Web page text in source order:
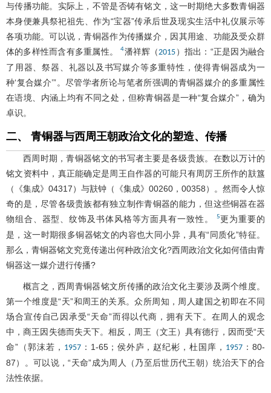
与传播功能。实际上，不管是否铸有铭文，这一时期绝大多数青铜器
本身便兼具祭祀祖先、作为“宝器”传承后世及现实生活中礼仪展示等
各项功能。可以说，青铜器作为传播媒介，因其用途、功能及受众群
体的多样性而含有多重属性。4潘祥辉（2015 ）指出：“正是因为融合
了用器、祭器、礼器以及书写媒介等多重特性，使得青铜器成为一
种‘复合媒介’”。尽管学者所论与笔者所强调的青铜器媒介的多重属性
在语境、内涵上均有不同之处，但称青铜器是一种“复合媒介”，确为
卓识。
二、 青铜器与西周王朝政治文化的塑造、传播
西周时期，青铜器铭文的书写者主要是各级贵族。在数以万计的
铭文资料中，真正能确定是周王自作器的可能只有周厉王所作的㝬簋
（《集成》04317）与㝬钟（《集成》00260，00358）。然而令人惊
奇的是，尽管各级贵族都有独立制作青铜器的能力，但这些铜器在器
物组合、器型、纹饰及书体风格等方面具有一致性。
5更为重要的
是，这一时期很多铜器铭文的内容也大同小异，具有“同质化”特征。
那么，青铜器铭文究竟传递出何种政治文化?西周政治文化如何借由青
铜器这一媒介进行传播?
概言之，西周青铜器铭文所传播的政治文化主要涉及两个维度。
第一个维度是“天”和周王的关系。众所周知，周人建国之初即在不同
场合宣传自己因承受“天命”而得以代商，拥有天下。在周人的观念
中，商王因失德而失天下。相反，周王（文王）具有德行，因而受“天
命”（郭沫若， 1957：1-65；侯外庐，赵纪彬，杜国庠， 1957 ：80-
87）。可以说，“天命”成为周人（乃至后世历代王朝）统治天下的合
法性依据。